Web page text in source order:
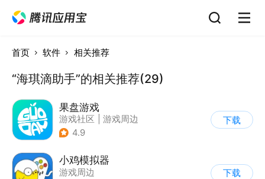
首页 软件 相关推荐
“海琪滴助手”的相关推荐(29)
果盘游戏
游戏社区
游戏周边
4.9
下载
小鸡模拟器
游戏周边
下载